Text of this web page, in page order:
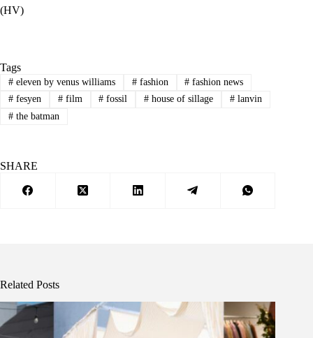
(HV)
Tags
#eleven by venus williams #fashion # fashion news
#fesyen #film # fossil # house of sillage # lanvin
#the batman
SHARE
Related Posts